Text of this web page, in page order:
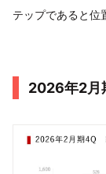
テップであると位
2026年2月